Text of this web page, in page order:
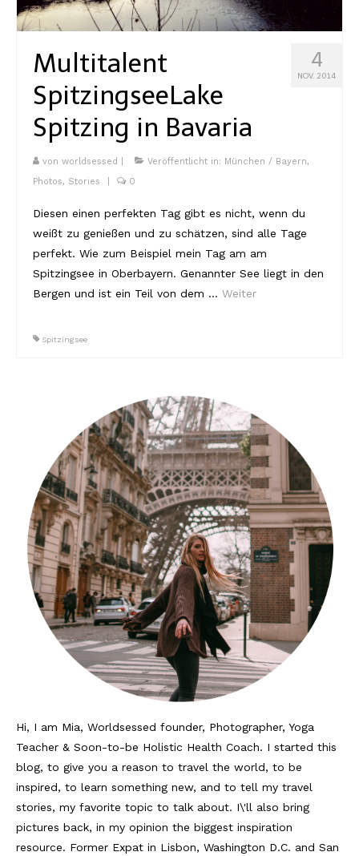
Kambodscha
Laos
Malaysia
Myanmar
Singapur
Sri Lanka
Taiwan
Thailand
Vietnam
North Amercia
USA
Die Bahamas
South America
Oceania / Australia
Australien
Middle East
U.A.E.
Katar
Reviews
Hotels
Food
Food Guide
4
NOV. 2014
Multitalent
SpitzingseeLake
Spitzing in Bavaria
von worldsessed Veröffentlicht in: München / Bayern,
Photos, Stories 0
Diesen einen perfekten Tag gibt es nicht, wenn du
weißt zu genießen und zu schätzen, sind alle Tage
perfekt. Wie zum Beispiel mein Tag am am
Spitzingsee in Oberbayern. Genannter See liegt in den
Bergen und ist ein Teil von dem … Weiter
Spitzingsee
Hi, I am Mia, Worldsessed founder, Photographer, Yoga
Teacher & Soon-to-be Holistic Health Coach. I started this
blog, to give you a reason to travel the world, to be
inspired, to learn something new, and to tell my travel
stories, my favorite topic to talk about. I\'ll also bring
pictures back, in my opinion the biggest inspiration
resource. Former Expat in Lisbon, Washington D.C. and San